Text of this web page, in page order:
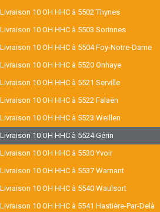
Livraison 10 OH HHC à 5502 Thynes
Livraison 10 OH HHC à 5503 Sorinnes
Livraison 10 OH HHC à 5504 Foy-Notre-Dame
Livraison 10 OH HHC à 5520 Onhaye
Livraison 10 OH HHC à 5521 Serville
Livraison 10 OH HHC à 5522 Falaën
Livraison 10 OH HHC à 5523 Weillen
Livraison 10 OH HHC à 5524 Gérin
Livraison 10 OH HHC à 5530 Yvoir
Livraison 10 OH HHC à 5537 Warnant
Livraison 10 OH HHC à 5540 Waulsort
Livraison 10 OH HHC à 5541 Hastière-Par-Delà